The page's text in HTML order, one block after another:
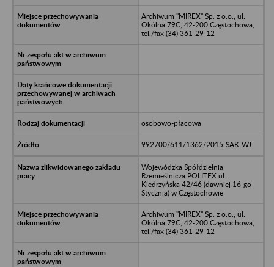
Archiwum "MIREX" Sp. z o.o., ul.
Okólna 79C, 42-200 Częstochowa,
tel./fax (34) 361-29-12
osobowo-płacowa
992700/611/1362/2015-SAK-WJ
Wojewódzka Spółdzielnia
Rzemieślnicza POLITEX ul.
Kiedrzyńska 42/46 (dawniej 16-go
Stycznia) w Częstochowie
Archiwum "MIREX" Sp. z o.o., ul.
Okólna 79C, 42-200 Częstochowa,
tel./fax (34) 361-29-12